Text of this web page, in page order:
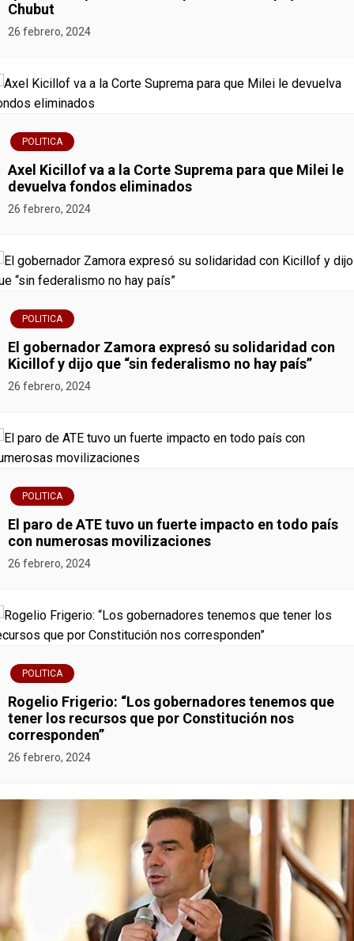
a
c
i
ó
n
d
e
e
n
t
r
a
a
s
Chubut
26 febrero, 2024
POLITICA
Axel Kicillof va a la Corte Suprema para que Milei le
devuelva fondos eliminados
26 febrero, 2024
POLITICA
El gobernador Zamora expresó su solidaridad con
Kicillof y dijo que “sin federalismo no hay país”
26 febrero, 2024
POLITICA
El paro de ATE tuvo un fuerte impacto en todo país
con numerosas movilizaciones
26 febrero, 2024
POLITICA
Rogelio Frigerio: “Los gobernadores tenemos que
tener los recursos que por Constitución nos
corresponden”
26 febrero, 2024